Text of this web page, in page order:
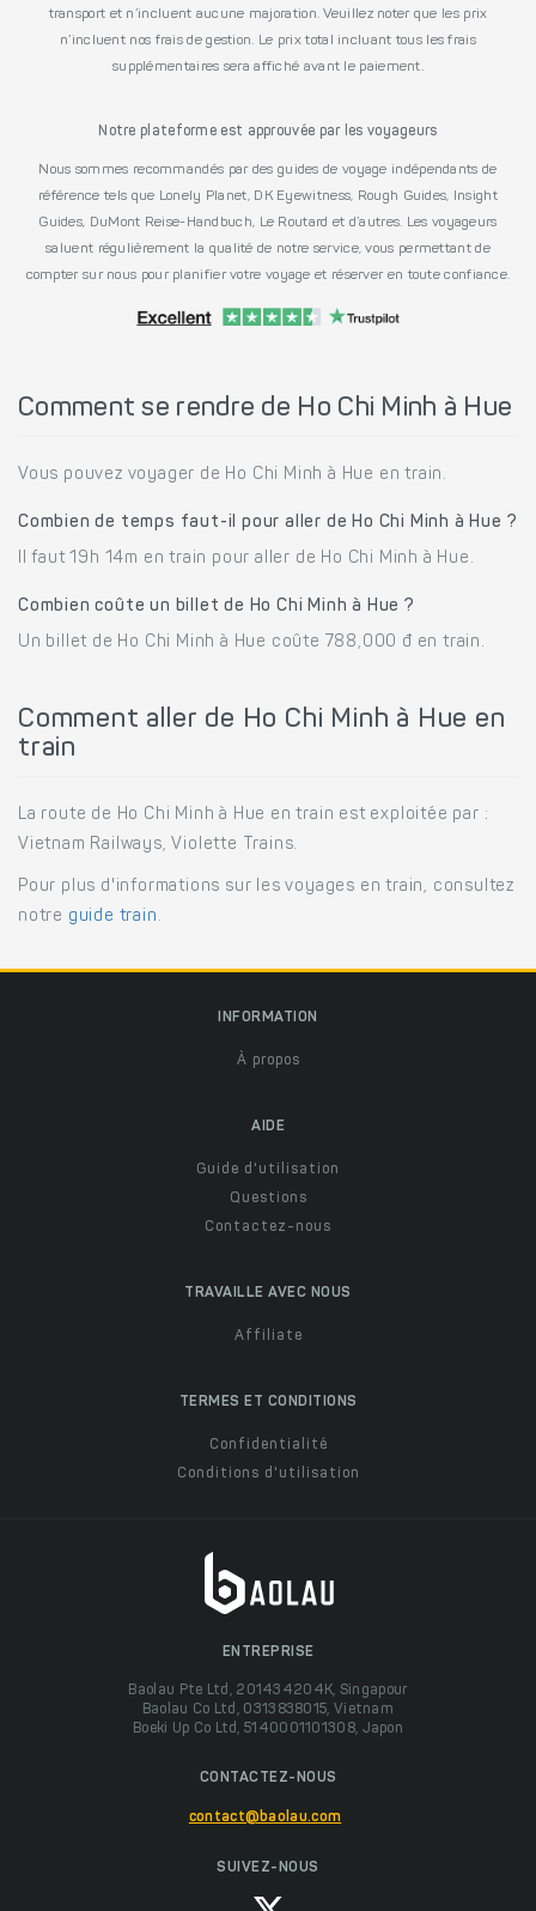
transport et n’incluent aucune majoration. Veuillez noter que les prix
n’incluent nos frais de gestion. Le prix total incluant tous les frais
supplémentaires sera affiché avant le paiement.
Notre plateforme est approuvée par les voyageurs
Nous sommes recommandés par des guides de voyage indépendants de
référence tels que Lonely Planet, DK Eyewitness, Rough Guides, Insight
Guides, DuMont Reise-Handbuch, Le Routard et d’autres. Les voyageurs
saluent régulièrement la qualité de notre service, vous permettant de
compter sur nous pour planifier votre voyage et réserver en toute confiance.
Comment se rendre de Ho Chi Minh à Hue
Vous pouvez voyager de Ho Chi Minh à Hue en train.
Combien de temps faut-il pour aller de Ho Chi Minh à Hue ?
Il faut 19h 14m en train pour aller de Ho Chi Minh à Hue.
Combien coûte un billet de Ho Chi Minh à Hue ?
Un billet de Ho Chi Minh à Hue coûte 788,000 đ en train.
Comment aller de Ho Chi Minh à Hue en
train
La route de Ho Chi Minh à Hue en train est exploitée par :
Vietnam Railways, Violette Trains.
Pour plus d'informations sur les voyages en train, consultez
notre guide train .
INFORMATION
À propos
AIDE
Guide d'utilisation
Questions
Contactez-nous
TRAVAILLE AVEC NOUS
Affiliate
TERMES ET CONDITIONS
Confidentialité
Conditions d'utilisation
ENTREPRISE
Baolau Pte Ltd, 201434204K, Singapour
Baolau Co Ltd, 0313838015, Vietnam
Boeki Up Co Ltd, 5140001101308, Japon
CONTACTEZ-NOUS
contact@baolau.com
SUIVEZ-NOUS